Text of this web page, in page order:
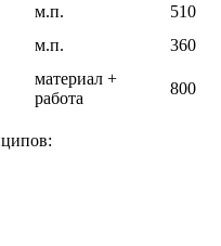
м.п.
510
м.п.
360
материал +
работа
800